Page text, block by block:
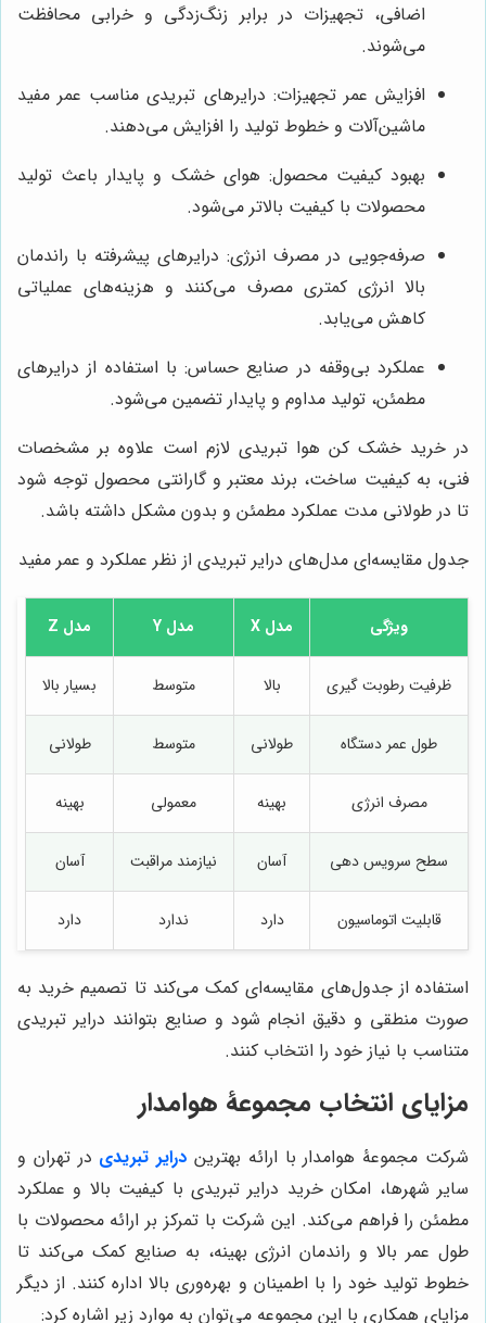
اضافی، تجهیزات در برابر زنگ‌زدگی و خرابی محافظت
می‌شوند.
افزایش عمر تجهیزات: درایرهای تبریدی مناسب عمر مفید
ماشین‌آلات و خطوط تولید را افزایش می‌دهند.
بهبود کیفیت محصول: هوای خشک و پایدار باعث تولید
محصولات با کیفیت بالاتر می‌شود.
صرفه‌جویی در مصرف انرژی: درایرهای پیشرفته با راندمان
بالا انرژی کمتری مصرف می‌کنند و هزینه‌های عملیاتی
کاهش می‌یابد.
عملکرد بی‌وقفه در صنایع حساس: با استفاده از درایرهای
مطمئن، تولید مداوم و پایدار تضمین می‌شود.
در خرید خشک کن هوا تبریدی لازم است علاوه بر مشخصات
فنی، به کیفیت ساخت، برند معتبر و گارانتی محصول توجه شود
تا در طولانی مدت عملکرد مطمئن و بدون مشکل داشته باشد.
جدول مقایسه‌ای مدل‌های درایر تبریدی از نظر عملکرد و عمر مفید
ویژگی مدل X مدل Y مدل Z
ظرفیت رطوبت گیری بالا متوسط بسیار بالا
طول عمر دستگاه طولانی متوسط طولانی
مصرف انرژی بهینه معمولی بهینه
سطح سرویس دهی آسان نیازمند مراقبت آسان
قابلیت اتوماسیون دارد ندارد دارد
استفاده از جدول‌های مقایسه‌ای کمک می‌کند تا تصمیم خرید به
صورت منطقی و دقیق انجام شود و صنایع بتوانند درایر تبریدی
متناسب با نیاز خود را انتخاب کنند.
مزایای انتخاب مجموعۀ هوامدار
شرکت مجموعۀ هوامدار با ارائه بهترین درایر تبریدی در تهران و
سایر شهرها، امکان خرید درایر تبریدی با کیفیت بالا و عملکرد
مطمئن را فراهم می‌کند. این شرکت با تمرکز بر ارائه محصولات با
طول عمر بالا و راندمان انرژی بهینه، به صنایع کمک می‌کند تا
خطوط تولید خود را با اطمینان و بهره‌وری بالا اداره کنند. از دیگر
مزایای همکاری با این مجموعه می‌توان به موارد زیر اشاره کرد: